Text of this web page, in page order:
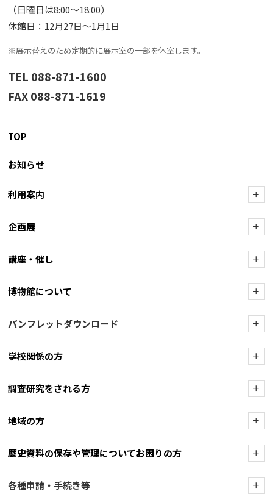
（日曜日は8:00〜18:00）
休館日：12月27日〜1月1日
※展示替えのため定期的に展示室の一部を休室します。
TEL 088-871-1600
FAX 088-871-1619
TOP
お知らせ
利用案内 +
企画展 +
講座・催し +
博物館について +
パンフレットダウンロード +
学校関係の方 +
調査研究をされる方 +
地域の方 +
歴史資料の保存や管理についてお困りの方 +
各種申請・手続き等 +